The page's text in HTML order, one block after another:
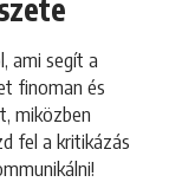
ami segít a
finoman és
miközben
fel a kritikázás